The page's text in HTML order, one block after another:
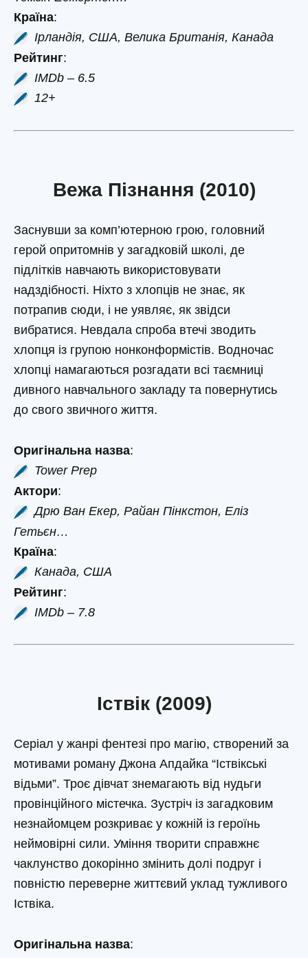
Країна:
Ірландія, США, Велика Британія, Канада
Рейтинг:
IMDb – 6.5
12+
Вежа Пізнання (2010)
Заснувши за комп’ютерною грою, головний
герой опритомнів у загадковій школі, де
підлітків навчають використовувати
надздібності. Ніхто з хлопців не знає, як
потрапив сюди, і не уявляє, як звідси
вибратися. Невдала спроба втечі зводить
хлопця із групою нонконформістів. Водночас
хлопці намагаються розгадати всі таємниці
дивного навчального закладу та повернутись
до свого звичного життя.
Оригінальна назва:
Tower Prep
Актори:
Дрю Ван Екер, Райан Пінкстон, Еліз
Гетьєн…
Країна:
Канада, США
Рейтинг:
IMDb – 7.8
Іствік (2009)
Серіал у жанрі фентезі про магію, створений за
мотивами роману Джона Апдайка “Іствікські
відьми”. Троє дівчат знемагають від нудьги
провінційного містечка. Зустріч із загадковим
незнайомцем розкриває у кожній із героїнь
неймовірні сили. Уміння творити справжнє
чаклунство докорінно змінить долі подруг і
повністю переверне життєвий уклад тужливого
Іствіка.
Оригінальна назва: